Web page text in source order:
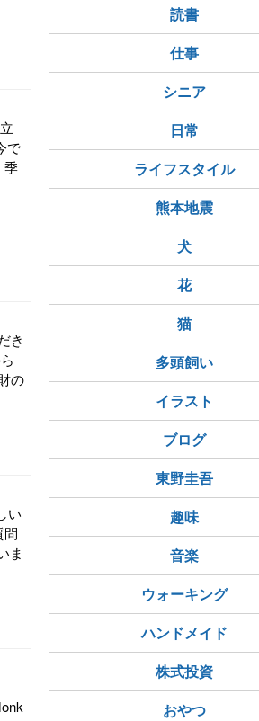
で
季
き
の
い
問
ま
読書
仕事
シニア
日常
ライフスタイル
熊本地震
犬
花
猫
多頭飼い
イラスト
ブログ
東野圭吾
趣味
音楽
ウォーキング
ハンドメイド
株式投資
おやつ